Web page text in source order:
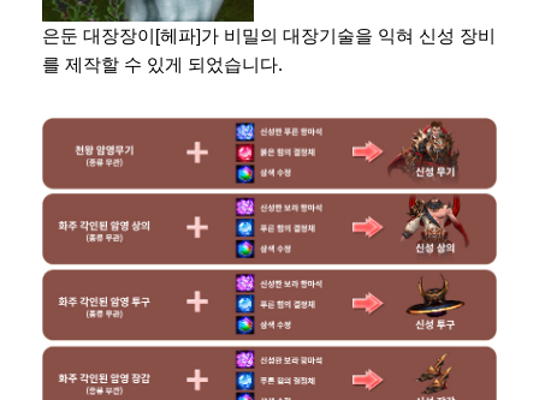
은둔 대장장이[헤파]가 비밀의 대장기술을 익혀 신성 장비
를 제작할 수 있게 되었습니다.